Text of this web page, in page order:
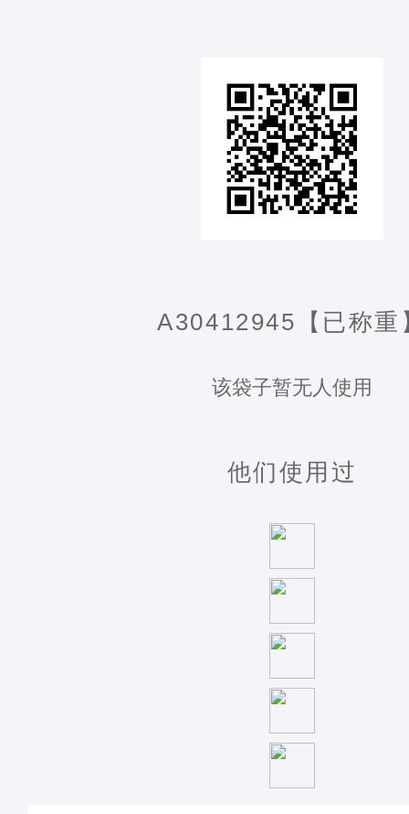
A30412945【已称重
该袋子暂无人使用
他们使用过